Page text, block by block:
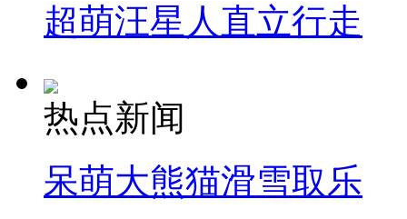
超萌汪星人直立行走
热点新闻
呆萌大熊猫滑雪取乐